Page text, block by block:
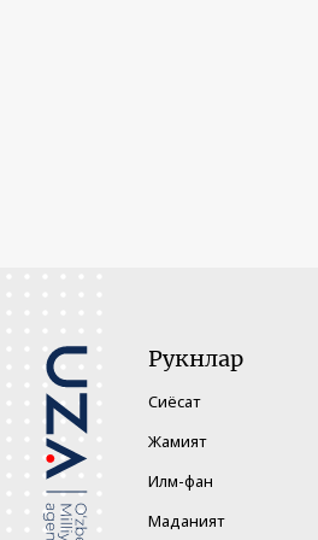
Рукнлар
Сиёсат
Жамият
Илм-фан
Маданият